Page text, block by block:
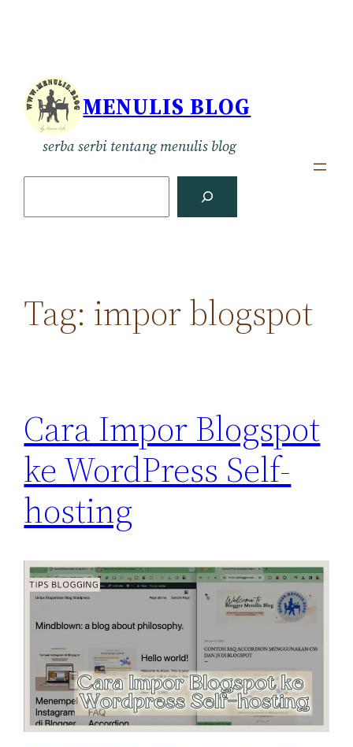
MENULIS BLOG
serba serbi tentang menulis blog
Tag: impor blogspot
Cara Impor Blogspot
ke WordPress Self-
hosting